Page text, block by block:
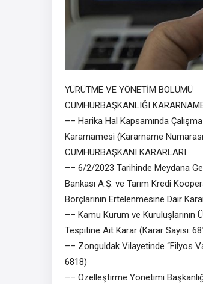
YÜRÜTME VE YÖNETİM BÖLÜMÜ
CUMHURBAŞKANLIĞI
–– Harika Hal Kapsamında
Kararnamesi (Kararname
CUMHURBAŞKANI KARARLARI
–– 6/2/2023 Tarihinde Meydana
Bankası A.Ş. ve Tarım Kredi
Borçlarının Ertelenmesine Dair
–– Kamu Kurum ve Kuruluşlarının
Tespitine Ait Karar (Karar Sayısı:
–– Zonguldak Vilayetinde “Filyos
6818)
–– Özelleştirme Yönetimi